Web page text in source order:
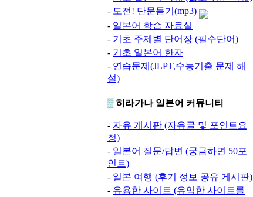
- 도전! 단문듣기(mp3)
- 일본어 학습 자료실
- 기초 주제별 단어장 (필수단어)
- 기초 일본어 한자
- 연습문제(JLPT,수능기출 문제 해
설)
▒히라가나 일본어 커뮤니티
- 자유 게시판 (자유글 및 포인트요
청)
- 일본어 질문/답변 (궁금하면 50포
인트)
- 일본 여행 (후기 정보 공유 게시판)
- 유용한 사이트 (유익한 사이트를